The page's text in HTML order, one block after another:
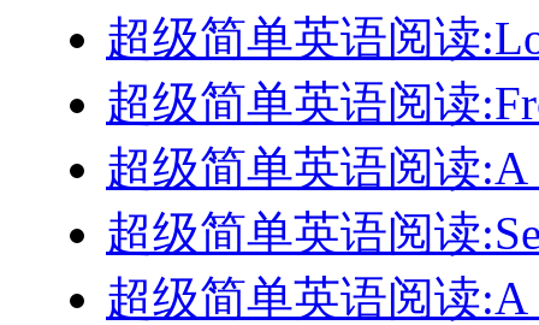
超级简单英语阅读
超级简单英语阅读
超级简单英语阅读:A
超级简单英语阅读
超级简单英语阅读:A